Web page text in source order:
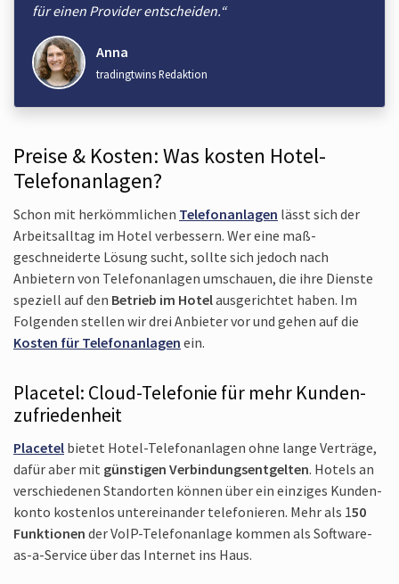
für einen Provider entscheiden.“
Anna
tradingtwins Redaktion
Preise & Kosten: Was kosten Hotel-
Telefon­anlagen?
Schon mit herkömmlichen Telefon­anlagen lässt sich der
Arbeits­alltag im Hotel verbessern. Wer eine maß­
geschneiderte Lösung sucht, sollte sich jedoch nach
Anbietern von Telefon­anlagen umschauen, die ihre Dienste
speziell auf den Betrieb im Hotelausge­richtet haben. Im
Folgenden stellen wir drei Anbieter vor und gehen auf die
Kosten für Telefon­anlagen ein.
Placetel: Cloud-Telefonie für mehr Kunden­
zufriedenheit
Placetel bietet Hotel-Telefonanlagen ohne lange Verträge,
dafür aber mit günstigen Verbindungs­entgelten. Hotels an
verschiedenen Standorten können über ein einziges Kunden­
konto kosten­los untereinander telefonieren. Mehr als 150
Funktionen der VoIP-Telefonanlage kommen als Software-
as-a-Service über das Internet ins Haus.